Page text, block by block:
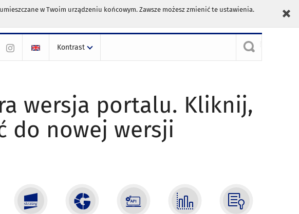
w Twoim urządzeniu końcowym. Zawsze możesz zmienić te ustawienia.
Kontrast
wersja portalu. Kliknij,
do nowej wersji